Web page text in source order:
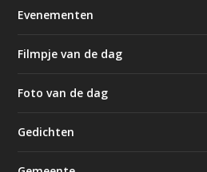
Evenementen
Filmpje van de dag
Foto van de dag
Gedichten